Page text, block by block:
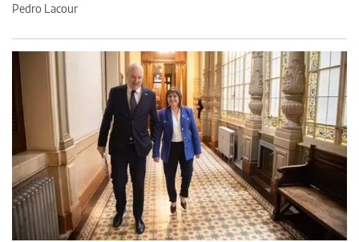
Pedro Lacour